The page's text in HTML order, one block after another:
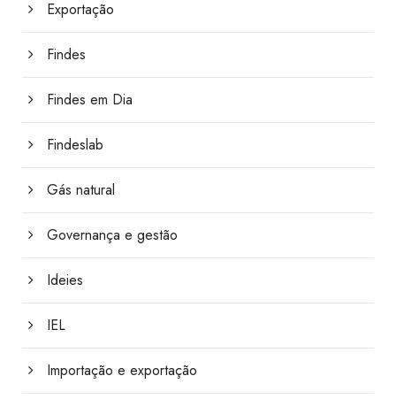
Exportação
Findes
Findes em Dia
Findeslab
Gás natural
Governança e gestão
Ideies
IEL
Importação e exportação